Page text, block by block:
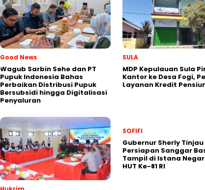
Good News
Wagub Sarbin Sehe dan PT
Pupuk Indonesia Bahas
Perbaikan Distribusi Pupuk
Bersubsidi hingga Digitalisasi
Penyaluran
SULA
MDP Kepulauan Sula
Kantor ke Desa Fogi,
Layanan Kredit
SOFIFI
Gubernur Sherly Tinjau
Persiapan Sanggar
Tampil di Istana
HUT Ke-81 RI